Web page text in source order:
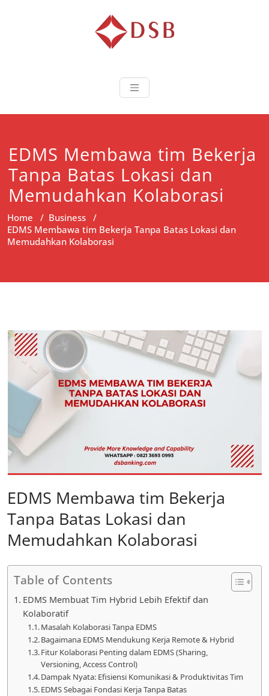
Diorama
EDMS Membawa tim Bekerja
Tanpa Batas Lokasi dan
Memudahkan Kolaborasi
Home / Business /
EDMS Membawa tim Bekerja Tanpa Batas Lokasi dan
Memudahkan Kolaborasi
EDMS Membawa tim Bekerja
Tanpa Batas Lokasi dan
Memudahkan Kolaborasi
Table of Contents
EDMS Membuat Tim Hybrid Lebih Efektif dan
Kolaboratif
Masalah Kolaborasi Tanpa EDMS
Bagaimana EDMS Mendukung Kerja Remote & Hybrid
Fitur Kolaborasi Penting dalam EDMS (Sharing,
Versioning, Access Control)
Dampak Nyata: Efisiensi Komunikasi & Produktivitas Tim
EDMS Sebagai Fondasi Kerja Tanpa Batas